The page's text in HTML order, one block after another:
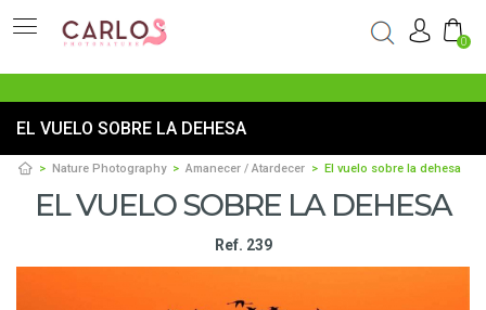
0
EL VUELO SOBRE LA DEHESA
Nature Photography Amanecer / Atardecer El vuelo sobre la dehesa
EL VUELO SOBRE LA DEHESA
Ref. 239